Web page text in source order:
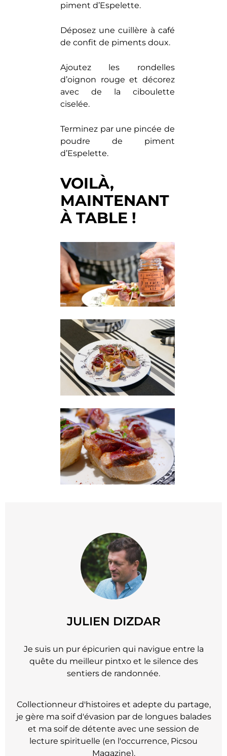
JULIEN DIZDAR
Je suis un pur épicurien qui navigue entre la
quête du meilleur pintxo et le silence des
sentiers de randonnée.
Collectionneur d'histoires et adepte du partage,
je gère ma soif d'évasion par de longues balades
et ma soif de détente avec une session de
lecture spirituelle (en l'occurrence, Picsou
Magazine).
piment d’Espelette.
Déposez une cuillère à café
de confit de piments doux.
Ajoutez les rondelles
d’oignon rouge et décorez
avec de la ciboulette
ciselée.
Terminez par une pincée de
poudre de piment
d’Espelette.
VOILÀ,
MAINTENANT
À TABLE !